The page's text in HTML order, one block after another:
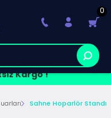
Kargo !
0
Sahne Hoparlör Standı